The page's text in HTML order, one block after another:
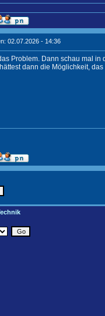
02.07.2026 - 14:36
Problem. Dann schau mal in
dann die Möglichkeit,